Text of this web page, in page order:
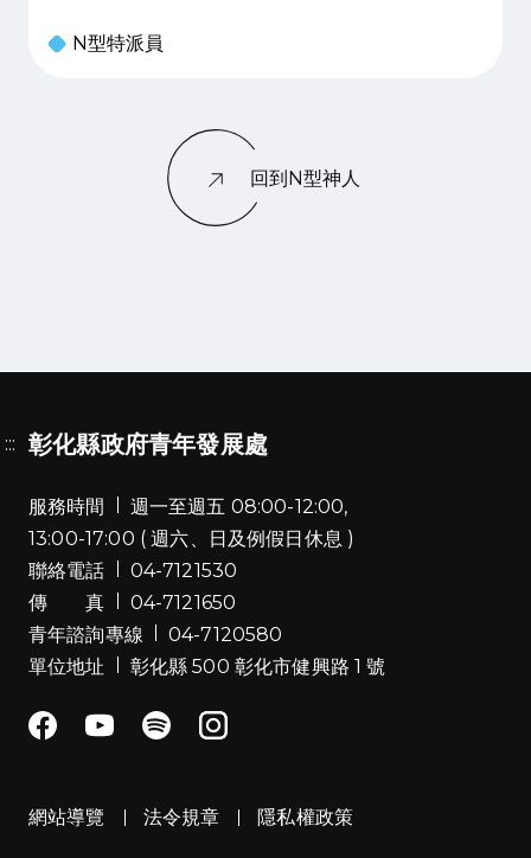
不存在於此地，不知不覺會迷失在十ㄦˋ小市集中，
N型特派員
回到N型神人
彰化縣政府青年發展處
:::
服務時間
週一至週五 08:00-12:00,
13:00-17:00 ( 週六、日及例假日休息 )
聯絡電話
04-7121530
傳 真
04-7121650
青年諮詢專線
04-7120580
單位地址
彰化縣 500 彰化市健興路 1 號
網站導覽 法令規章 隱私權政策